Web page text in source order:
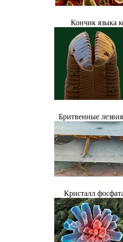
Кончик языка
Бритвенные
Кристалл